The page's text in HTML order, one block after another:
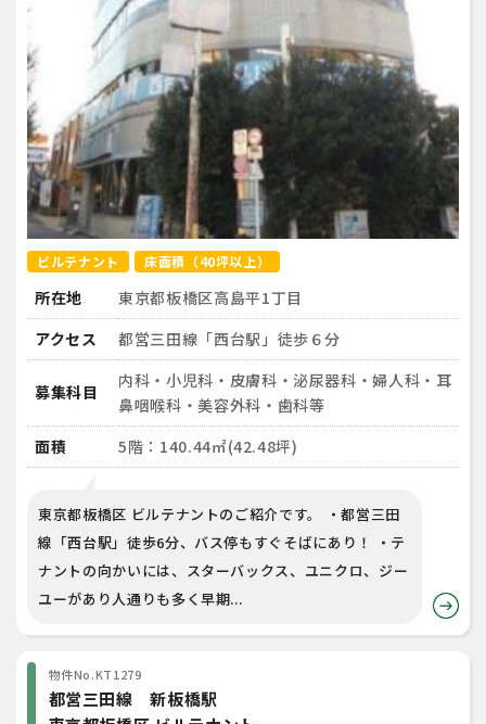
ビルテナント 床面積（40坪以上）
所在地
東京都板橋区高島平1丁目
アクセス
都営三田線「西台駅」徒歩６分
募集科目
内科・小児科・皮膚科・泌尿器科・婦人科・耳
鼻咽喉科・美容外科・歯科等
面積
5階：140.44㎡(42.48坪)
東京都板橋区 ビルテナントのご紹介です。 ・都営三田
線「西台駅」徒歩6分、バス停もすぐそばにあり！ ・テ
ナントの向かいには、スターバックス、ユニクロ、ジー
ユーがあり人通りも多く早期...
物件No.KT1279
都営三田線 新板橋駅